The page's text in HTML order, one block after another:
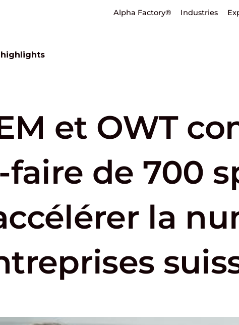
Alpha Factory® Industries
et OWT
faire de 700
la